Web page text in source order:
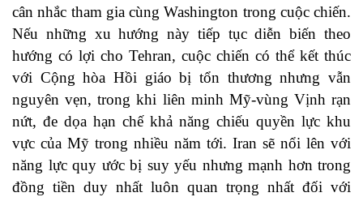
cân nhắc tham gia cùng Washington trong cuộc chiến.
Nếu những xu hướng này tiếp tục diễn biến theo
hướng có lợi cho Tehran, cuộc chiến có thể kết thúc
với Cộng hòa Hồi giáo bị tổn thương nhưng vẫn
nguyên vẹn, trong khi liên minh Mỹ-vùng Vịnh rạn
nứt, đe dọa hạn chế khả năng chiếu quyền lực khu
vực của Mỹ trong nhiều năm tới. Iran sẽ nổi lên với
năng lực quy ước bị suy yếu nhưng mạnh hơn trong
đồng tiền duy nhất luôn quan trọng nhất đối với